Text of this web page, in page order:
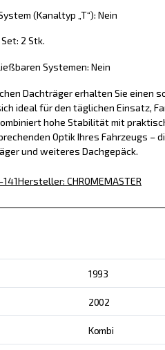
(Kanaltyp „T“): Nein
2 Stk.
Systemen: Nein
Dachträger erhalten Sie einen
ideal für den täglichen Einsatz,
hohe Stabilität mit
Optik Ihres Fahrzeugs –
und weiteres Dachgepäck.
Hersteller: CHROMEMASTER
1993
2002
Kombi